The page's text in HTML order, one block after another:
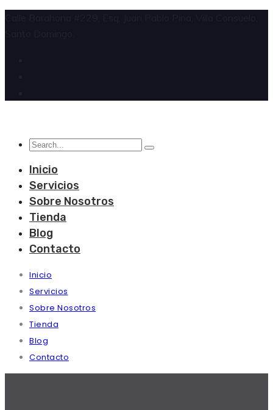
Inicio
Servicios
Sobre Nosotros
Tienda
Blog
Contacto
Inicio
Servicios
Sobre Nosotros
Tienda
Blog
Contacto